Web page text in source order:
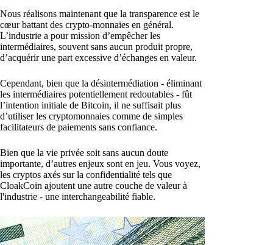
Nous réalisons maintenant que la transparence est le
cœur battant des crypto-monnaies en général.
L’industrie a pour mission d’empêcher les
intermédiaires, souvent sans aucun produit propre,
d’acquérir une part excessive d’échanges en valeur.
Cependant, bien que la désintermédiation - éliminant
les intermédiaires potentiellement redoutables - fût
l’intention initiale de Bitcoin, il ne suffisait plus
d’utiliser les cryptomonnaies comme de simples
facilitateurs de paiements sans confiance.
Bien que la vie privée soit sans aucun doute
importante, d’autres enjeux sont en jeu. Vous voyez,
les cryptos axés sur la confidentialité tels que
CloakCoin ajoutent une autre couche de valeur à
l'industrie - une interchangeabilité fiable.